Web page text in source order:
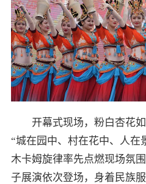
开幕式现场，粉白杏花
“城在园中、村在花中、人在
木卡姆旋律率先点燃现场氛
子展演依次登场，身着民族